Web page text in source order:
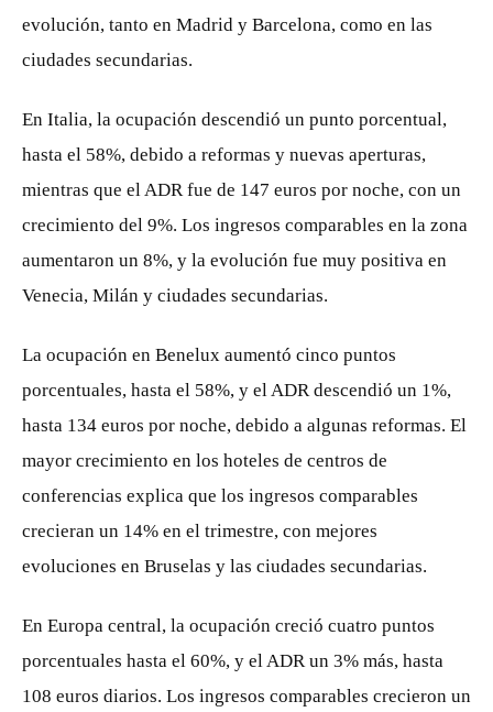
evolución, tanto en Madrid y Barcelona, como en las
ciudades secundarias.
En Italia, la ocupación descendió un punto porcentual,
hasta el 58%, debido a reformas y nuevas aperturas,
mientras que el ADR fue de 147 euros por noche, con un
crecimiento del 9%. Los ingresos comparables en la zona
aumentaron un 8%, y la evolución fue muy positiva en
Venecia, Milán y ciudades secundarias.
La ocupación en Benelux aumentó cinco puntos
porcentuales, hasta el 58%, y el ADR descendió un 1%,
hasta 134 euros por noche, debido a algunas reformas. El
mayor crecimiento en los hoteles de centros de
conferencias explica que los ingresos comparables
crecieran un 14% en el trimestre, con mejores
evoluciones en Bruselas y las ciudades secundarias.
En Europa central, la ocupación creció cuatro puntos
porcentuales hasta el 60%, y el ADR un 3% más, hasta
108 euros diarios. Los ingresos comparables crecieron un